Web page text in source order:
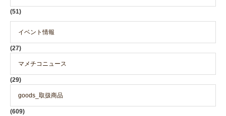
(51)
イベント情報
(27)
マメチコニュース
(29)
goods_取扱商品
(609)